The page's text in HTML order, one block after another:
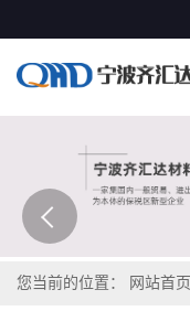
您当前的位置： 网站首页